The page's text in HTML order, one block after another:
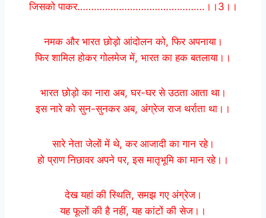
जिसको पाकर……………………………………….।।3।।
नमक और भारत छोड़ो आंदोलन को, फिर अपनाया।
फिर शामिल होकर गोलमेज में, भारत का हक बतलाया।।
भारत छोड़ो का नारा अब, घर-घर से उठता आता था।
इस नारे को सुन-सुनकर अब, अंग्रेज राज थर्राता था।।
सारे नेता जेलों में थे, कर आजादी का गान रहे।
हो प्राण निछावर अपने पर, इस मातृभूमि का मान रहे।।
देख यहां की स्थिति, समझ गए अंग्रेज।
यह फूलों की है नहीं, यह कांटों की सेज।।